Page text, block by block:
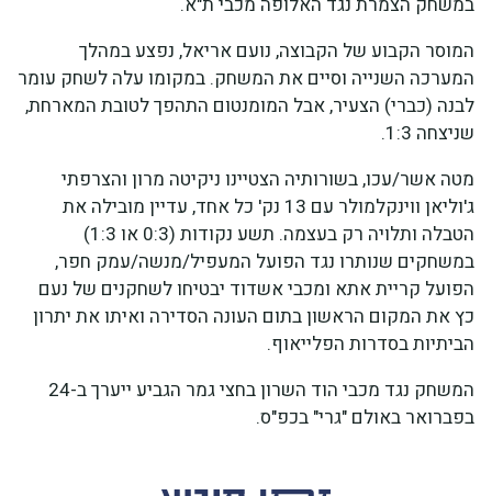
המוסר הקבוע של הקבוצה, נועם אריאל, נפצע במהלך
המערכה השנייה וסיים את המשחק. במקומו עלה לשחק עומר
לבנה (כברי) הצעיר, אבל המומנטום התהפך לטובת המארחת,
שניצחה 1:3.
מטה אשר/עכו, בשורותיה הצטיינו ניקיטה מרון והצרפתי
ג'וליאן ווינקלמולר עם 13 נק' כל אחד, עדיין מובילה את
הטבלה ותלויה רק בעצמה. תשע נקודות (0:3 או 1:3)
במשחקים שנותרו נגד הפועל המעפיל/מנשה/עמק חפר,
הפועל קריית אתא ומכבי אשדוד יבטיחו לשחקנים של נעם
כץ את המקום הראשון בתום העונה הסדירה ואיתו את יתרון
הביתיות בסדרות הפלייאוף.
המשחק נגד מכבי הוד השרון בחצי גמר הגביע ייערך ב-24
בפברואר באולם "גרי" בכפ"ס.